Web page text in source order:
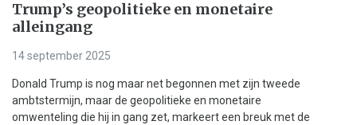
Trump’s geopolitieke en monetaire
alleingang
14 september 2025
Donald Trump is nog maar net begonnen met zijn tweede
ambtstermijn, maar de geopolitieke en monetaire
omwenteling die hij in gang zet, markeert een breuk met de